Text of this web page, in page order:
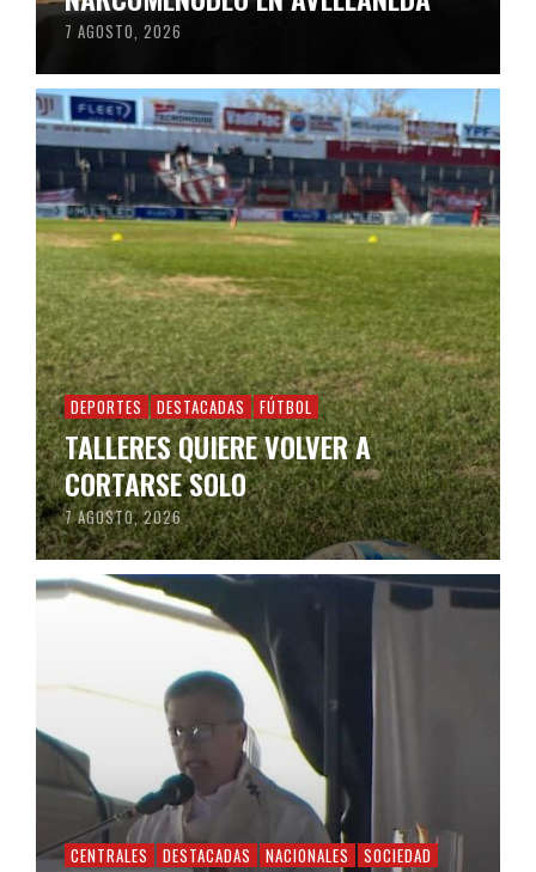
7 AGOSTO, 2026
DEPORTES DESTACADAS FÚTBOL
TALLERES QUIERE VOLVER A
CORTARSE SOLO
7 AGOSTO, 2026
CENTRALES DESTACADAS NACIONALES SOCIEDAD